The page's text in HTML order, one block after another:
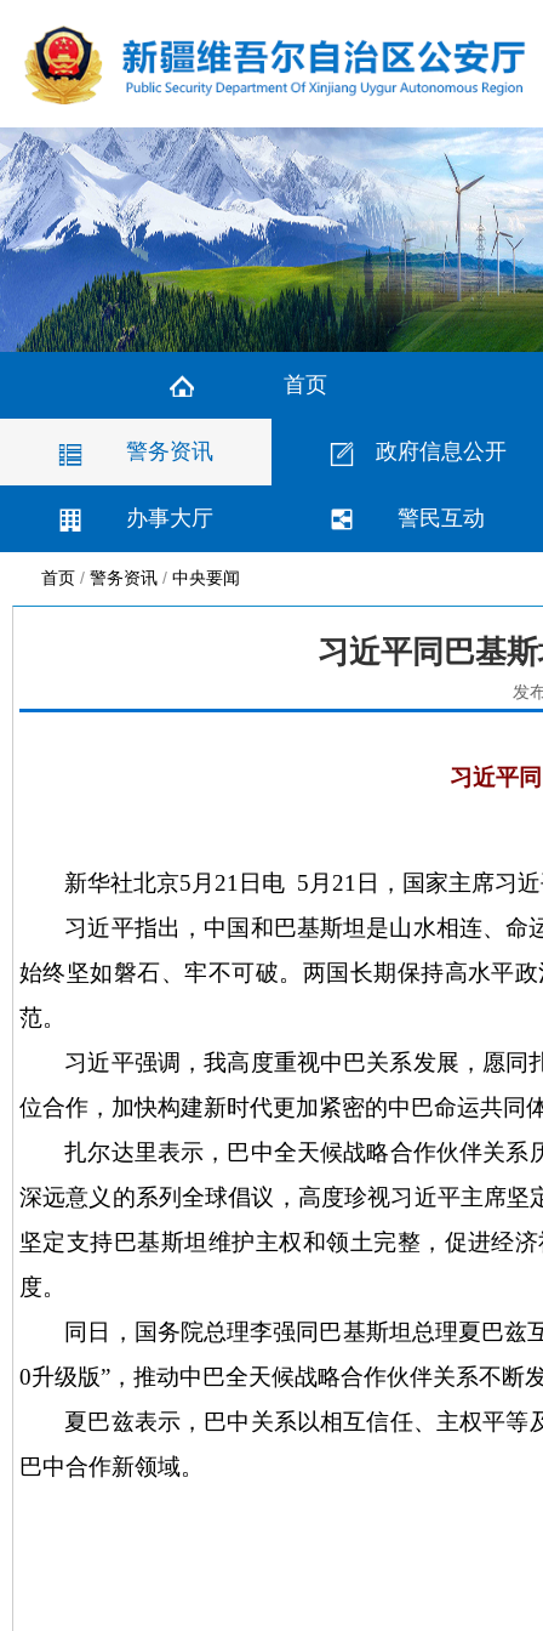
首页
警务资讯 政府信息公开
办事大厅 警民互动
首页 / 警务资讯 / 中央要闻
习近平同巴基
发
习近平
新华社北京5月21日电 5月21日，国家主席习
习近平指出，中国和巴基斯坦是山水相连、
始终坚如磐石、牢不可破。两国长期保持高水平
范。
习近平强调，我高度重视中巴关系发展，愿同
位合作，加快构建新时代更加紧密的中巴命运共同
扎尔达里表示，巴中全天候战略合作伙伴关
深远意义的系列全球倡议，高度珍视习近平主席
坚定支持巴基斯坦维护主权和领土完整，促进经
度。
同日，国务院总理李强同巴基斯坦总理夏巴
0升级版”，推动中巴全天候战略合作伙伴关系不断
夏巴兹表示，巴中关系以相互信任、主权平
巴中合作新领域。